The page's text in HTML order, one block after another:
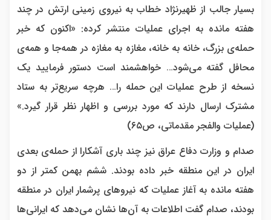
بسیار جالب از ظهیرنژاد خطاب به نیروی زمینی ارتش در چند
هفته مانده به اجرای عملیات منتشر کرده: «اکنون که خبر
حمله‌ی بزرگ، خانه به خانه، مغازه به مغازه در همه‌جا و همه‌ی
محافل گفته می‌شود… خواهشمند است دستور فرمایید یک
نسخه از طرح عملیات این حمله را… هرچه سریع‌تر به ستاد
مشترک ارسال دارند که مورد بررسی و اظهار نظر قرار گیرد.»
(عملیات والفجر مقدماتی، ص۶۵)
صدام و وزارت دفاع عراق نیز چند باری آشکارا از حمله‌ی بعدی
ایران در این منطقه خبر داده بودند. ششم بهمن کمتر از دو
هفته مانده به آغاز عملیات که نیروهای پرشمار ایران در منطقه
بودند، صدام گفت اطلاعات به آن‌ها نشان می‌دهد که ایرانی‌ها